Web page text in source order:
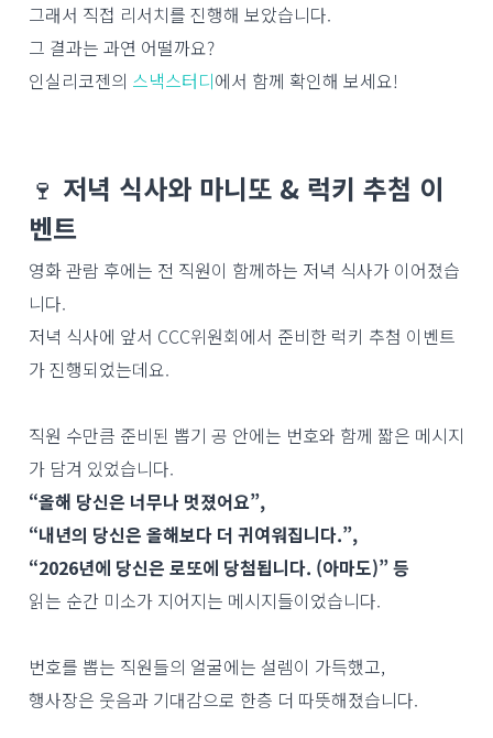
그래서 직접 리서치를 진행해 보았습니다.
그 결과는 과연 어떨까요?
인실리코젠의 스낵스터디에서 함께 확인해 보세요!
🍷 저녁 식사와 마니또 & 럭키 추첨 이
벤트
영화 관람 후에는 전 직원이 함께하는 저녁 식사가 이어졌습
니다.
저녁 식사에 앞서 CCC위원회에서 준비한 럭키 추첨 이벤트
가 진행되었는데요.
직원 수만큼 준비된 뽑기 공 안에는 번호와 함께 짧은 메시지
가 담겨 있었습니다.
“올해 당신은 너무나 멋졌어요”,
“내년의 당신은 올해보다 더 귀여워집니다.”,
“2026년에 당신은 로또에 당첨됩니다. (아마도)” 등
읽는 순간 미소가 지어지는 메시지들이었습니다.
번호를 뽑는 직원들의 얼굴에는 설렘이 가득했고,
행사장은 웃음과 기대감으로 한층 더 따뜻해졌습니다.